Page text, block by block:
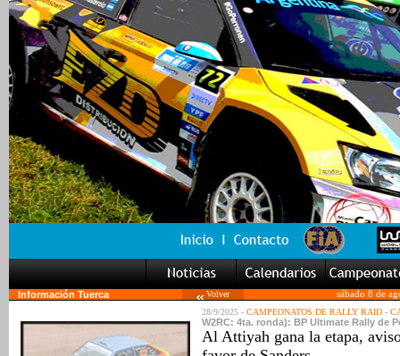
Información Tuerca Volver
sábado 8 de
28/9/2025 - CAMPEONATOS DE RALLY RAID -
W2RC: 4ta. ronda): BP Ultimate Rally de
Al Attiyah gana la etapa,